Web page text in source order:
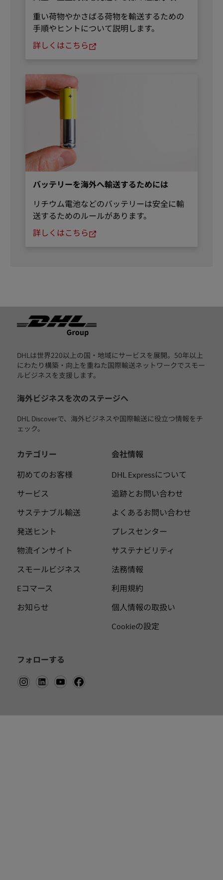
重い荷物やかさばる荷物を輸送するための
手順やヒントについて説明します。
詳しくはこちら
バッテリーを海外へ輸送するためには
リチウム電池などのバッテリーは安全に輸
送するためのルールがあります。
詳しくはこちら
フッター
DHLは世界220以上の国・地域にサービスを展開。50年以上
にわたり構築・向上を重ねた国際輸送ネットワークでスモー
ルビジネスを支援します。
海外ビジネスを次のステージへ
DHL Discoverで、海外ビジネスや国際輸送に役立つ情報をチ
ェック。
カテゴリー
初めてのお客様
サービス
サステナブル輸送
発送ヒント
物流インサイト
スモールビジネス
Eコマース
お知らせ
会社情報
DHL Expressについて
追跡とお問い合わせ
よくあるお問い合わせ
プレスセンター
サステナビリティ
法務情報
利用規約
個人情報の取扱い
Cookieの設定
フォローする